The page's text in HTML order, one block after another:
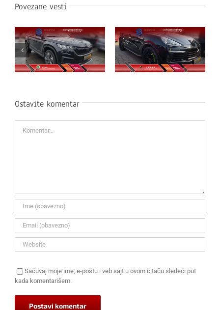
Povezane vesti
Ostavite komentar
Sačuvaj moje ime, e-poštu i veb sajt u ovom čitaču sledeći put
kada komentarišem.